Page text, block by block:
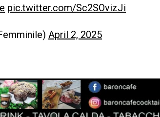
pic.twitter.com/Sc2SOvizJi
April 2, 2025